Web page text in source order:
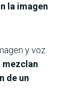
la imagen
y voz
mezclan
de un